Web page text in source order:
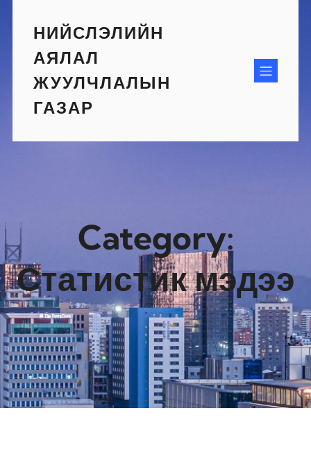
contentНИЙСЛЭЛИЙН
АЯЛАЛ
ЖУУЛЧЛАЛЫН
ГАЗАР
Category:
Статистик мэдээ